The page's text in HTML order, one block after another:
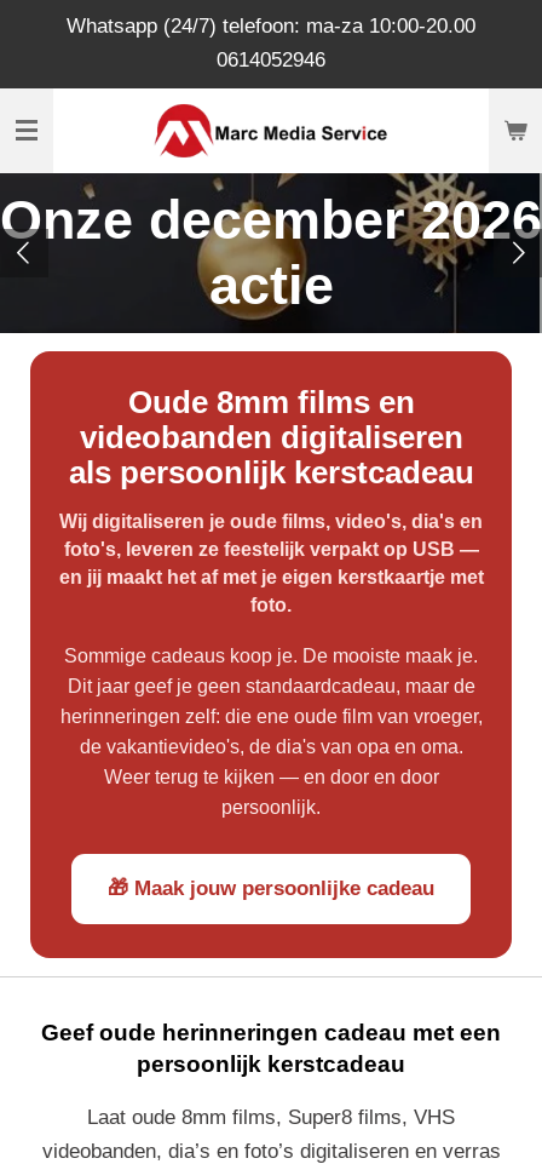
naar
de
Whatsapp (24/7) telefoon: ma-za 10:00-20.00
0614052946
Onze december 2026
actie
Oude 8mm films en
videobanden digitaliseren
als persoonlijk kerstcadeau
Wij digitaliseren je oude films, video's, dia's en
foto's, leveren ze feestelijk verpakt op USB —
en jij maakt het af met je eigen kerstkaartje met
foto.
Sommige cadeaus koop je. De mooiste maak je.
Dit jaar geef je geen standaardcadeau, maar de
herinneringen zelf: die ene oude film van vroeger,
de vakantievideo's, de dia's van opa en oma.
Weer terug te kijken — en door en door
persoonlijk.
🎁 Maak jouw persoonlijke cadeau
Geef oude herinneringen cadeau met een
persoonlijk kerstcadeau
Laat oude 8mm films, Super8 films, VHS
videobanden, dia’s en foto’s digitaliseren en verras